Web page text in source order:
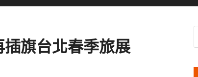
旗台北春季旅展